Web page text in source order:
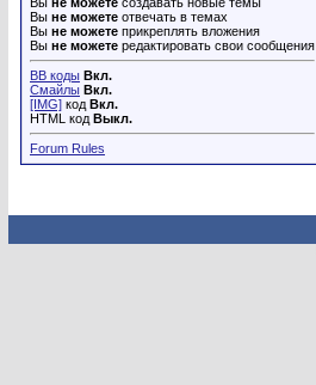
Вы не можете отвечать в темах
Вы не можете прикреплять вложения
Вы не можете редактировать свои сообщения
BB коды Вкл.
Смайлы Вкл.
[IMG] код Вкл.
HTML код Выкл.
Forum Rules